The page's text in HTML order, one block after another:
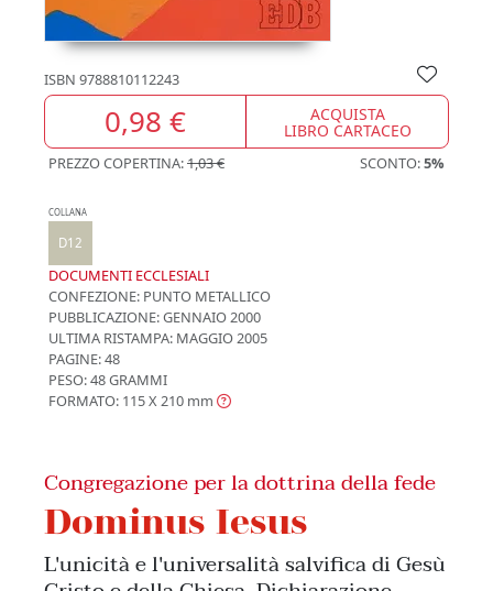
ISBN 9788810112243
0,98 € ACQUISTA
LIBRO CARTACEO
PREZZO COPERTINA:1,03 € SCONTO:5%
COLLANA
D12
DOCUMENTI ECCLESIALI
CONFEZIONE: PUNTO METALLICO
PUBBLICAZIONE:GENNAIO 2000
ULTIMA RISTAMPA: MAGGIO 2005
PAGINE: 48
PESO: 48 GRAMMI
FORMATO: 115 X 210 mm
Congregazione per la dottrina della fede
Dominus Iesus
L'unicità e l'universalità salvifica di Gesù